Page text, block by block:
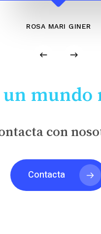
ROSA MARI GINER
un mundo
con
Contacta